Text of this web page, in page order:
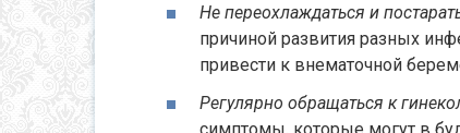
Не переохлаждаться и
причиной развития разных
привести к внематочной
Регулярно обращаться к